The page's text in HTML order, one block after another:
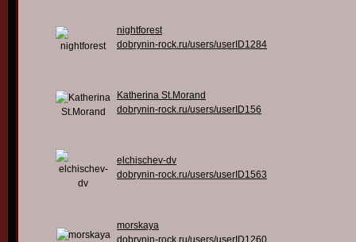
nightforest
dobrynin-rock.ru/users/userID1284
Katherina St.Morand
dobrynin-rock.ru/users/userID156
elchischev-dv
dobrynin-rock.ru/users/userID1563
morskaya
dobrynin-rock.ru/users/userID1260